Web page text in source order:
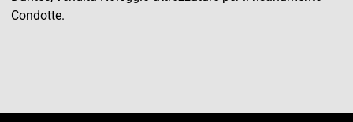
Condotte.